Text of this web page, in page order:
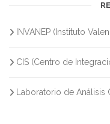
INVANEP (Instituto
CIS (Centro de
Laboratorio de